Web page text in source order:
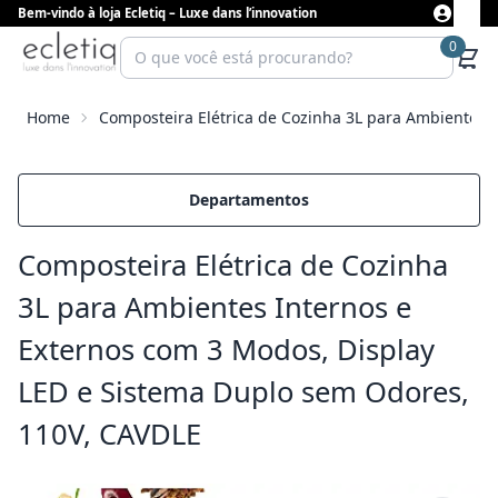
Bem-vindo à loja Ecletiq – Luxe dans l’innovation
0
Home Composteira Elétrica de Cozinha 3L para Ambientes
Departamentos
Composteira Elétrica de Cozinha
3L para Ambientes Internos e
Externos com 3 Modos, Display
LED e Sistema Duplo sem Odores,
110V, CAVDLE